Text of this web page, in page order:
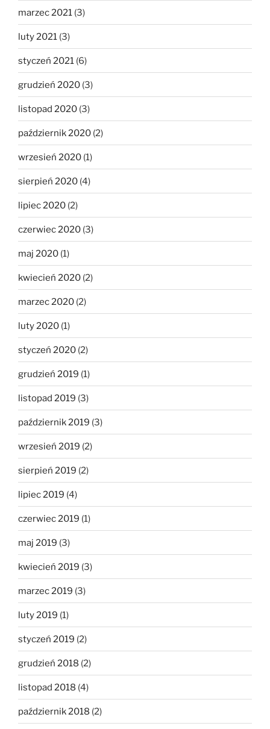
marzec 2021 (3)
luty 2021 (3)
styczeń 2021 (6)
grudzień 2020 (3)
listopad 2020 (3)
październik 2020 (2)
wrzesień 2020 (1)
sierpień 2020 (4)
lipiec 2020 (2)
czerwiec 2020 (3)
maj 2020 (1)
kwiecień 2020 (2)
marzec 2020 (2)
luty 2020 (1)
styczeń 2020 (2)
grudzień 2019 (1)
listopad 2019 (3)
październik 2019 (3)
wrzesień 2019 (2)
sierpień 2019 (2)
lipiec 2019 (4)
czerwiec 2019 (1)
maj 2019 (3)
kwiecień 2019 (3)
marzec 2019 (3)
luty 2019 (1)
styczeń 2019 (2)
grudzień 2018 (2)
listopad 2018 (4)
październik 2018 (2)